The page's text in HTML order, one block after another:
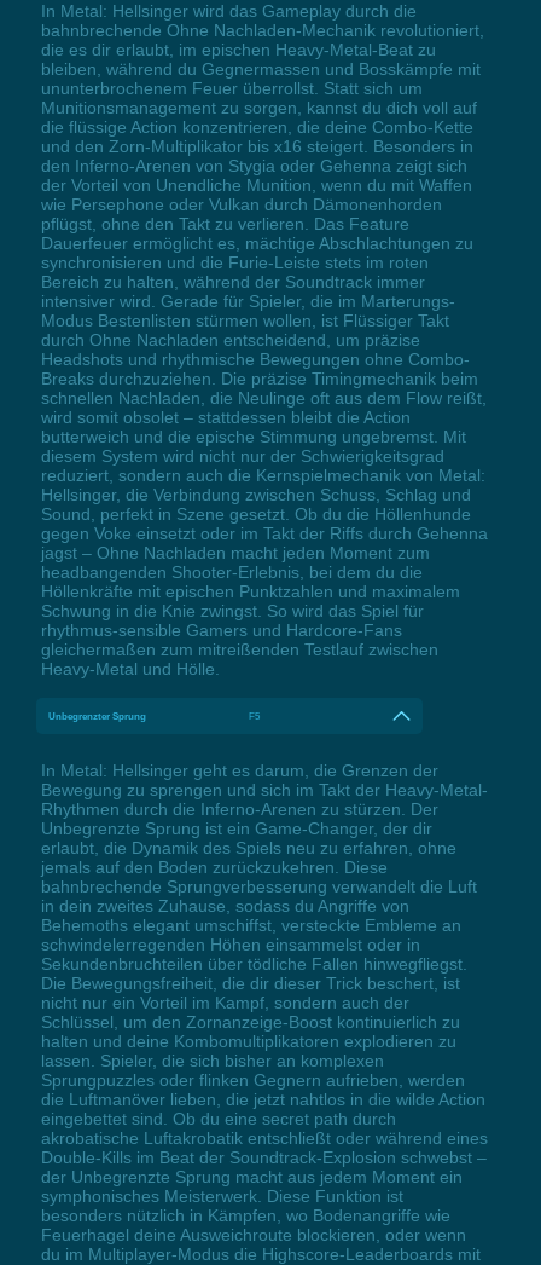
In Metal: Hellsinger wird das Gameplay durch die
bahnbrechende Ohne Nachladen-Mechanik revolutioniert,
die es dir erlaubt, im epischen Heavy-Metal-Beat zu
bleiben, während du Gegnermassen und Bosskämpfe mit
ununterbrochenem Feuer überrollst. Statt sich um
Munitionsmanagement zu sorgen, kannst du dich voll auf
die flüssige Action konzentrieren, die deine Combo-Kette
und den Zorn-Multiplikator bis x16 steigert. Besonders in
den Inferno-Arenen von Stygia oder Gehenna zeigt sich
der Vorteil von Unendliche Munition, wenn du mit Waffen
wie Persephone oder Vulkan durch Dämonenhorden
pflügst, ohne den Takt zu verlieren. Das Feature
Dauerfeuer ermöglicht es, mächtige Abschlachtungen zu
synchronisieren und die Furie-Leiste stets im roten
Bereich zu halten, während der Soundtrack immer
intensiver wird. Gerade für Spieler, die im Marterungs-
Modus Bestenlisten stürmen wollen, ist Flüssiger Takt
durch Ohne Nachladen entscheidend, um präzise
Headshots und rhythmische Bewegungen ohne Combo-
Breaks durchzuziehen. Die präzise Timingmechanik beim
schnellen Nachladen, die Neulinge oft aus dem Flow reißt,
wird somit obsolet – stattdessen bleibt die Action
butterweich und die epische Stimmung ungebremst. Mit
diesem System wird nicht nur der Schwierigkeitsgrad
reduziert, sondern auch die Kernspielmechanik von Metal:
Hellsinger, die Verbindung zwischen Schuss, Schlag und
Sound, perfekt in Szene gesetzt. Ob du die Höllenhunde
gegen Voke einsetzt oder im Takt der Riffs durch Gehenna
jagst – Ohne Nachladen macht jeden Moment zum
headbangenden Shooter-Erlebnis, bei dem du die
Höllenkräfte mit epischen Punktzahlen und maximalem
Schwung in die Knie zwingst. So wird das Spiel für
rhythmus-sensible Gamers und Hardcore-Fans
gleichermaßen zum mitreißenden Testlauf zwischen
Heavy-Metal und Hölle.
Unbegrenzter Sprung F5
In Metal: Hellsinger geht es darum, die Grenzen der
Bewegung zu sprengen und sich im Takt der Heavy-Metal-
Rhythmen durch die Inferno-Arenen zu stürzen. Der
Unbegrenzte Sprung ist ein Game-Changer, der dir
erlaubt, die Dynamik des Spiels neu zu erfahren, ohne
jemals auf den Boden zurückzukehren. Diese
bahnbrechende Sprungverbesserung verwandelt die Luft
in dein zweites Zuhause, sodass du Angriffe von
Behemoths elegant umschiffst, versteckte Embleme an
schwindelerregenden Höhen einsammelst oder in
Sekundenbruchteilen über tödliche Fallen hinwegfliegst.
Die Bewegungsfreiheit, die dir dieser Trick beschert, ist
nicht nur ein Vorteil im Kampf, sondern auch der
Schlüssel, um den Zornanzeige-Boost kontinuierlich zu
halten und deine Kombomultiplikatoren explodieren zu
lassen. Spieler, die sich bisher an komplexen
Sprungpuzzles oder flinken Gegnern aufrieben, werden
die Luftmanöver lieben, die jetzt nahtlos in die wilde Action
eingebettet sind. Ob du eine secret path durch
akrobatische Luftakrobatik entschließt oder während eines
Double-Kills im Beat der Soundtrack-Explosion schwebst –
der Unbegrenzte Sprung macht aus jedem Moment ein
symphonisches Meisterwerk. Diese Funktion ist
besonders nützlich in Kämpfen, wo Bodenangriffe wie
Feuerhagel deine Ausweichroute blockieren, oder wenn
du im Multiplayer-Modus die Highscore-Leaderboards mit